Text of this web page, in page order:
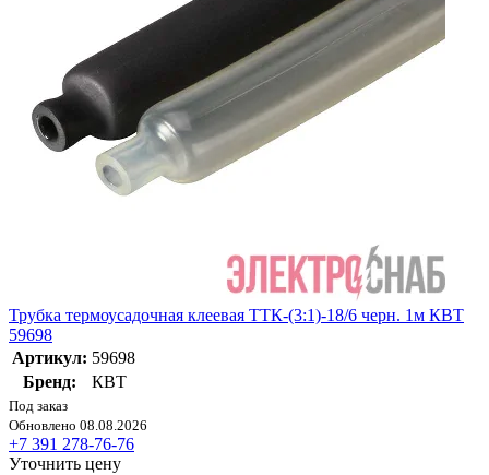
Трубка термоусадочная клеевая ТТК-(3:1)-18/6 черн. 1м КВТ
59698
Артикул: 59698
Бренд:
КВТ
Под заказ
Обновлено 08.08.2026
+7 391 278-76-76
Уточнить цену